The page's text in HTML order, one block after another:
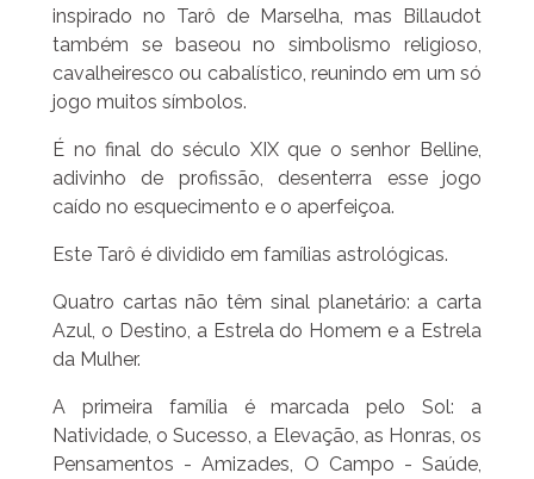
inspirado no Tarô de Marselha, mas Billaudot
também se baseou no simbolismo religioso,
cavalheiresco ou cabalístico, reunindo em um só
jogo muitos símbolos.
É no final do século XIX que o senhor Belline,
adivinho de profissão, desenterra esse jogo
caído no esquecimento e o aperfeiçoa.
Este Tarô é dividido em famílias astrológicas.
Quatro cartas não têm sinal planetário: a carta
Azul, o Destino, a Estrela do Homem e a Estrela
da Mulher.
A primeira família é marcada pelo Sol: a
Natividade, o Sucesso, a Elevação, as Honras, os
Pensamentos - Amizades, O Campo - Saúde,